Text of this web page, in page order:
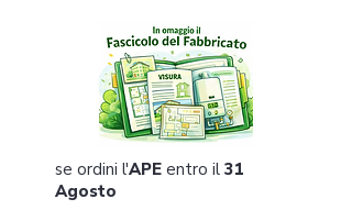
se ordini l'APE entro il 31
Agosto